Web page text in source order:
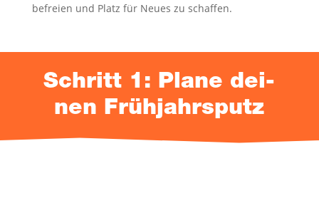
befrei­en und Platz für Neu­es zu schaffen.
Schritt 1: Pla­ne dei­
nen Frühjahrsputz